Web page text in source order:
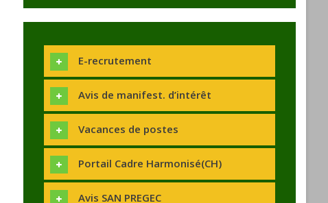
E-recrutement
Avis de manifest. d’intérêt
Vacances de postes
Portail Cadre Harmonisé(CH)
Avis SAN PREGEC